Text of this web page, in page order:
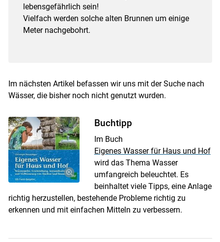
lebensgefährlich sein!
Vielfach werden solche alten Brunnen um einige
Meter nachgebohrt.
Im nächsten Artikel befassen wir uns mit der Suche nach
Wässer, die bisher noch nicht genutzt wurden.
Buchtipp
Im Buch
Eigenes Wasser für Haus und Hof
wird das Thema Wasser
umfangreich beleuchtet. Es
beinhaltet viele Tipps, eine Anlage
richtig herzustellen, bestehende Probleme richtig zu
erkennen und mit einfachen Mitteln zu verbessern.